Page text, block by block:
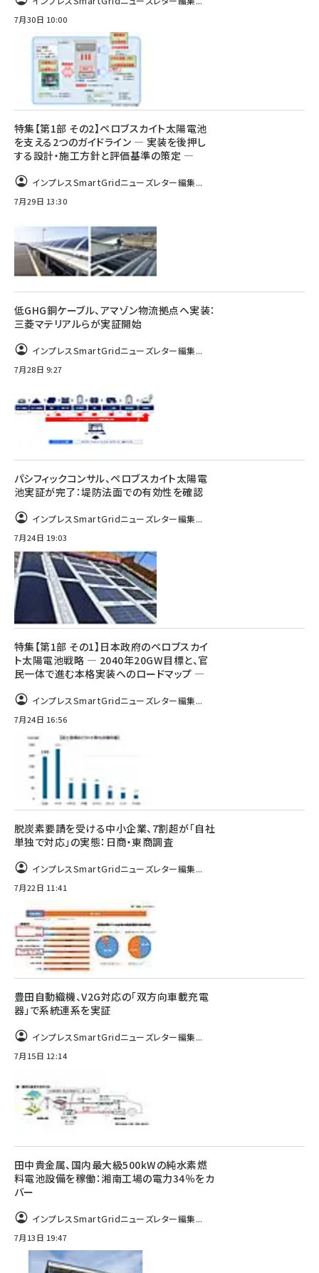
7月30日 10:00
特集【第1部 その2】ペロブスカイト太陽電池
を支える2つのガイドライン ― 実装を後押し
する設計・施工方針と評価基準の策定 ―
インプレスSmartGridニューズレター編集...
7月29日 13:30
低GHG銅ケーブル、アマゾン物流拠点へ実装：
三菱マテリアルらが実証開始
インプレスSmartGridニューズレター編集...
7月28日 9:27
パシフィックコンサル、ペロブスカイト太陽電
池実証が完了：堤防法面での有効性を確認
インプレスSmartGridニューズレター編集...
7月24日 19:03
特集【第1部 その1】日本政府のペロブスカイ
ト太陽電池戦略 ― 2040年20GW目標と、官
民一体で進む本格実装へのロードマップ ―
インプレスSmartGridニューズレター編集...
7月24日 16:56
脱炭素要請を受ける中小企業、7割超が「自社
単独で対応」の実態：日商・東商調査
インプレスSmartGridニューズレター編集...
7月22日 11:41
豊田自動織機、V2G対応の「双方向車載充電
器」で系統連系を実証
インプレスSmartGridニューズレター編集...
7月15日 12:14
田中貴金属、国内最大級500kWの純水素燃
料電池設備を稼働：湘南工場の電力34％をカ
バー
インプレスSmartGridニューズレター編集...
7月13日 19:47